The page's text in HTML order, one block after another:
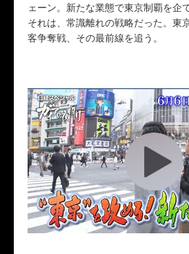
ェーン。新たな業態で東京制覇を企
それは、常識離れの戦略だった。東
客争奪戦、その最前線を追う。